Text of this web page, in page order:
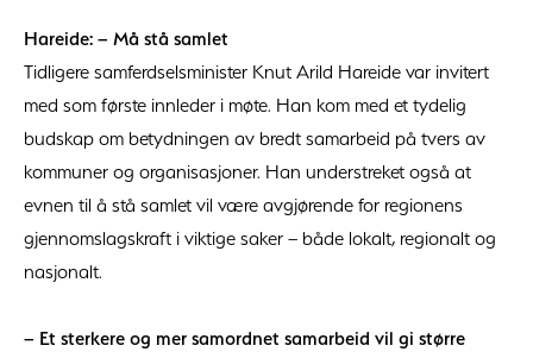
Hareide: – Må stå samlet
Tidligere samferdselsminister Knut Arild Hareide var invitert
med som første innleder i møte. Han kom med et tydelig
budskap om betydningen av bredt samarbeid på tvers av
kommuner og organisasjoner. Han understreket også at
evnen til å stå samlet vil være avgjørende for regionens
gjennomslagskraft i viktige saker – både lokalt, regionalt og
nasjonalt.
– Et sterkere og mer samordnet samarbeid vil gi større